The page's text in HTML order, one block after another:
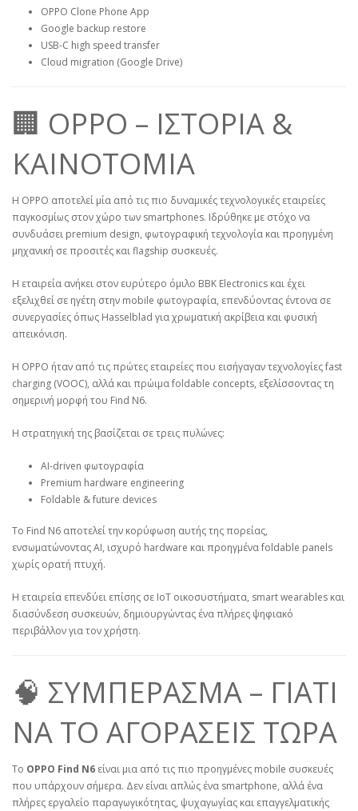
OPPO Clone Phone App
Google backup restore
USB-C high speed transfer
Cloud migration (Google Drive)
🏢 OPPO – ΙΣΤΟΡΙΑ &
ΚΑΙΝΟΤΟΜΙΑ
Η OPPO αποτελεί μία από τις πιο δυναμικές τεχνολογικές εταιρείες
παγκοσμίως στον χώρο των smartphones. Ιδρύθηκε με στόχο να
συνδυάσει premium design, φωτογραφική τεχνολογία και προηγμένη
μηχανική σε προσιτές και flagship συσκευές.
Η εταιρεία ανήκει στον ευρύτερο όμιλο BBK Electronics και έχει
εξελιχθεί σε ηγέτη στην mobile φωτογραφία, επενδύοντας έντονα σε
συνεργασίες όπως Hasselblad για χρωματική ακρίβεια και φυσική
απεικόνιση.
Η OPPO ήταν από τις πρώτες εταιρείες που εισήγαγαν τεχνολογίες fast
charging (VOOC), αλλά και πρώιμα foldable concepts, εξελίσσοντας τη
σημερινή μορφή του Find N6.
Η στρατηγική της βασίζεται σε τρεις πυλώνες:
AI-driven φωτογραφία
Premium hardware engineering
Foldable & future devices
Το Find N6 αποτελεί την κορύφωση αυτής της πορείας,
ενσωματώνοντας AI, ισχυρό hardware και προηγμένα foldable panels
χωρίς ορατή πτυχή.
Η εταιρεία επενδύει επίσης σε IoT οικοσυστήματα, smart wearables και
διασύνδεση συσκευών, δημιουργώντας ένα πλήρες ψηφιακό
περιβάλλον για τον χρήστη.
🧠 ΣΥΜΠΕΡΑΣΜΑ – ΓΙΑΤΙ
ΝΑ ΤΟ ΑΓΟΡΑΣΕΙΣ ΤΩΡΑ
Το OPPO Find N6 είναι μια από τις πιο προηγμένες mobile συσκευές
που υπάρχουν σήμερα. Δεν είναι απλώς ένα smartphone, αλλά ένα
πλήρες εργαλείο παραγωγικότητας, ψυχαγωγίας και επαγγελματικής